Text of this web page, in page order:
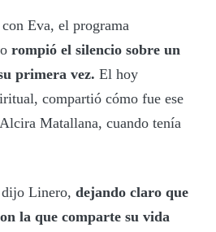
Eva, el programa
rompió el silencio sobre un
primera vez. El hoy
compartió cómo fue ese
Matallana, cuando tenía
dijo Linero, dejando claro que
la que comparte su vida